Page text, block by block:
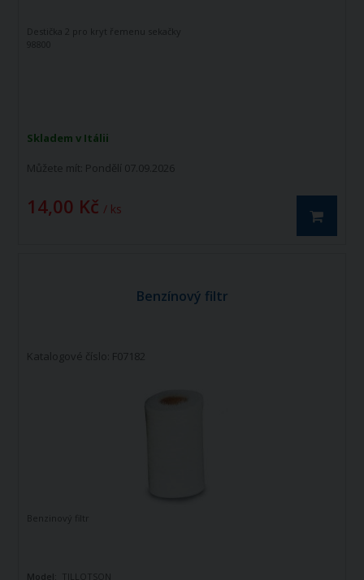
Skladem v Itálii
Můžete mít: Pondělí 07.09.2026
14,00 Kč / ks
Destička 2 pro kryt řemenu sekačky
98800
Benzínový filtr
Katalogové číslo: F07182
Benzinový filtr
Model:
TILLOTSON